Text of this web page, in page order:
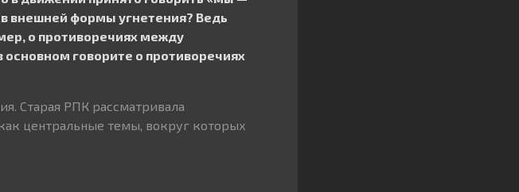
внешней формы угнетения? Ведь
о противоречиях между
говорите о противоречиях
Старая РПК рассматривала
центральные темы, вокруг которых